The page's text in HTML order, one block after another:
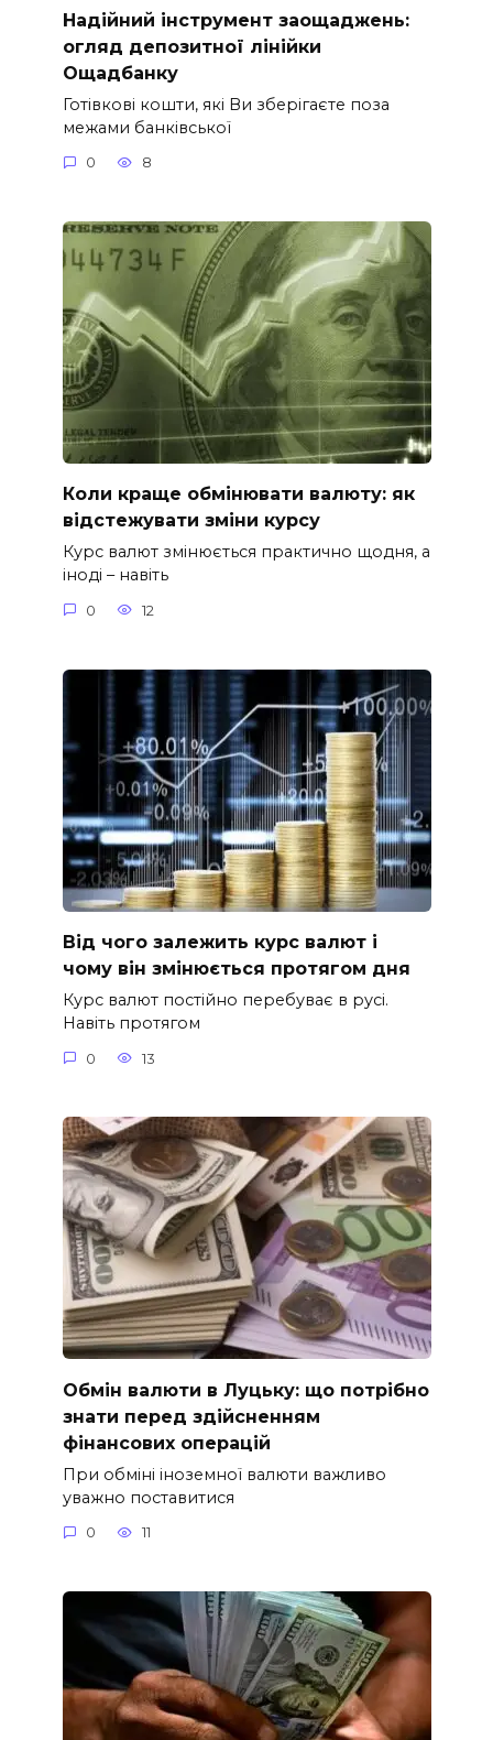
Надійний інструмент заощаджень:
огляд депозитної лінійки
Ощадбанку
Готівкові кошти, які Ви зберігаєте поза
межами банківської
0 8
Коли краще обмінювати валюту: як
відстежувати зміни курсу
Курс валют змінюється практично щодня, а
іноді – навіть
0 12
Від чого залежить курс валют і
чому він змінюється протягом дня
Курс валют постійно перебуває в русі.
Навіть протягом
0 13
Обмін валюти в Луцьку: що потрібно
знати перед здійсненням
фінансових операцій
При обміні іноземної валюти важливо
уважно поставитися
0 11